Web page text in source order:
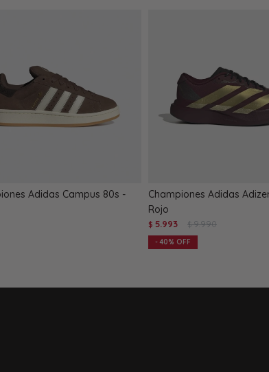
Adidas Campus 80s -
Championes Adidas
Rojo
$ 5.993 $ 9.990
40